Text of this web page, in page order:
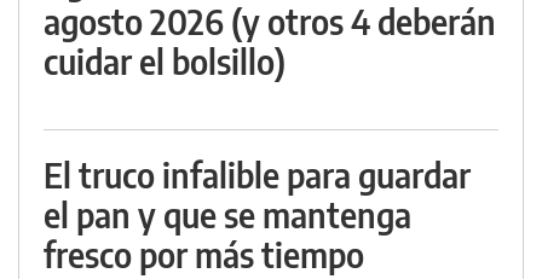
agosto 2026 (y otros 4 deberán
cuidar el bolsillo)
El truco infalible para guardar
el pan y que se mantenga
fresco por más tiempo